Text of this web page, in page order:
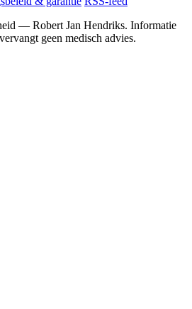
— Robert Jan Hendriks. Informatie
geen medisch advies.